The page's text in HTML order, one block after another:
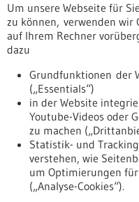
Erscheinungsdatum
Nach oben
Um unsere Webseite für
zu können, verwenden wir
auf Ihrem Rechner
dazu
Grundfunktionen der
(„Essentials“)
in der Website
Youtube-Videos oder
zu machen
Statistik- und
verstehen, wie
um Optimierungen
(„Analyse-Cookies“).